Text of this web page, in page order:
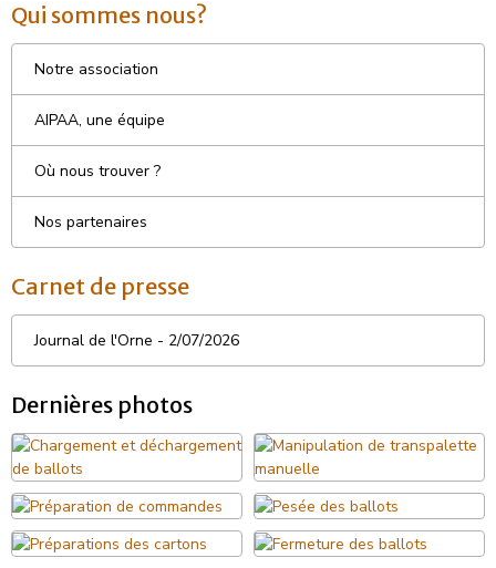
Qui sommes nous?
Notre association
AIPAA, une équipe
Où nous trouver ?
Nos partenaires
Carnet de presse
Journal de l'Orne - 2/07/2026
Dernières photos